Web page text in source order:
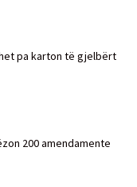
pa karton të gjelbërt
200 amendamente